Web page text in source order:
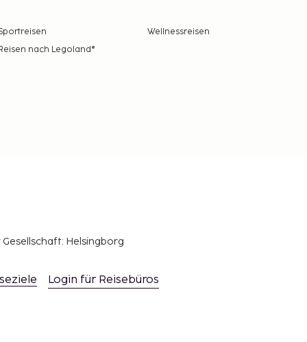
Wellnessreisen
nach Legoland®
Gesellschaft: Helsingborg
Login für Reisebüros